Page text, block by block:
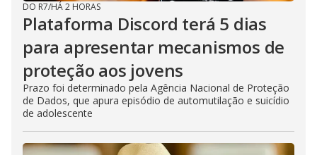
DO R7/HÁ 2 HORAS
Plataforma Discord terá 5 dias
para apresentar mecanismos de
proteção aos jovens
Prazo foi determinado pela Agência Nacional de Proteção
de Dados, que apura episódio de automutilação e suicídio
de adolescente